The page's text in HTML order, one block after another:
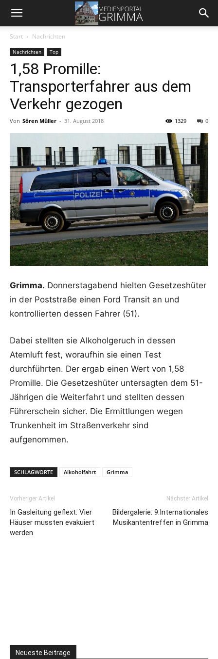
Start Nachrichten
Nachrichten Top
1,58 Promille:
Transporterfahrer aus dem
Verkehr gezogen
Von Sören Müller - 31. August 2018 0
1329
Grimma. Donnerstagabend hielten Gesetzeshüter
in der Poststraße einen Ford Transit an und
kontrollierten dessen Fahrer (51).
Dabei stellten sie Alkoholgeruch in dessen
Atemluft fest, woraufhin sie einen Test
durchführten. Der ergab einen Wert von 1,58
Promille. Die Gesetzeshüter untersagten dem 51-
Jährigen die Weiterfahrt und stellten dessen
Führerschein sicher. Die Ermittlungen wegen
Trunkenheit im Straßenverkehr sind
aufgenommen.
SCHLAGWORTE Alkoholfahrt Grimma
Vorheriger Artikel
In Gasleitung geflext: Vier
Häuser mussten evakuiert
werden
Nächster Artikel
Bildergalerie: 9.Internationales
Musikantentreffen in Grimma
Neueste Beiträge